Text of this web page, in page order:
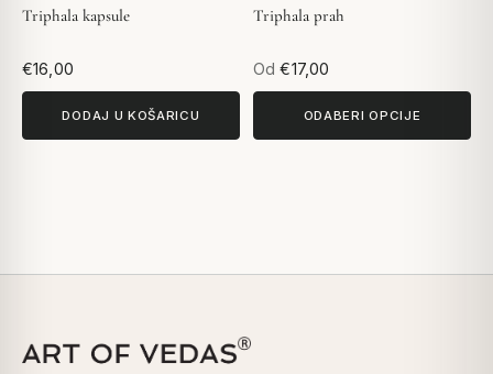
Triphala kapsule
€16,00
DODAJ U KOŠARICU
Triphala prah
Od €17,00
ODABERI OPCIJE